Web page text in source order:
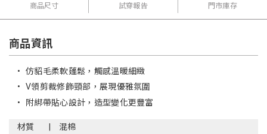
商品尺寸 試穿報告 門市庫存
商品資訊
• 仿貂毛柔軟蓬鬆，觸感溫暖細緻
• V領剪裁修飾頸部，展現優雅氛圍
• 附綁帶貼心設計，造型變化更豐富
材質
混棉